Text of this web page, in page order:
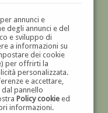
annunci e
degli annunci e del
e sviluppo di
a informazioni su
dei cookie
per offrirti la
personalizzata.
e accettare,
pannello
Policy cookieed
informazioni.
'800 E '900